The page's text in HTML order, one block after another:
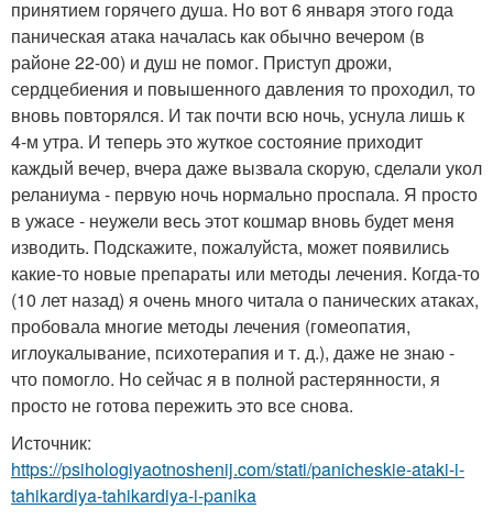
принятием горячего душа. Но вот 6 января этого года
паническая атака началась как обычно вечером (в
районе 22-00) и душ не помог. Приступ дрожи,
сердцебиения и повышенного давления то проходил, то
вновь повторялся. И так почти всю ночь, уснула лишь к
4-м утра. И теперь это жуткое состояние приходит
каждый вечер, вчера даже вызвала скорую, сделали укол
реланиума - первую ночь нормально проспала. Я просто
в ужасе - неужели весь этот кошмар вновь будет меня
изводить. Подскажите, пожалуйста, может появились
какие-то новые препараты или методы лечения. Когда-то
(10 лет назад) я очень много читала о панических атаках,
пробовала многие методы лечения (гомеопатия,
иглоукалывание, психотерапия и т. д.), даже не знаю -
что помогло. Но сейчас я в полной растерянности, я
просто не готова пережить это все снова.
Источник:
https://psihologiyaotnoshenij.com/stati/panicheskie-ataki-i-
tahikardiya-tahikardiya-i-panika